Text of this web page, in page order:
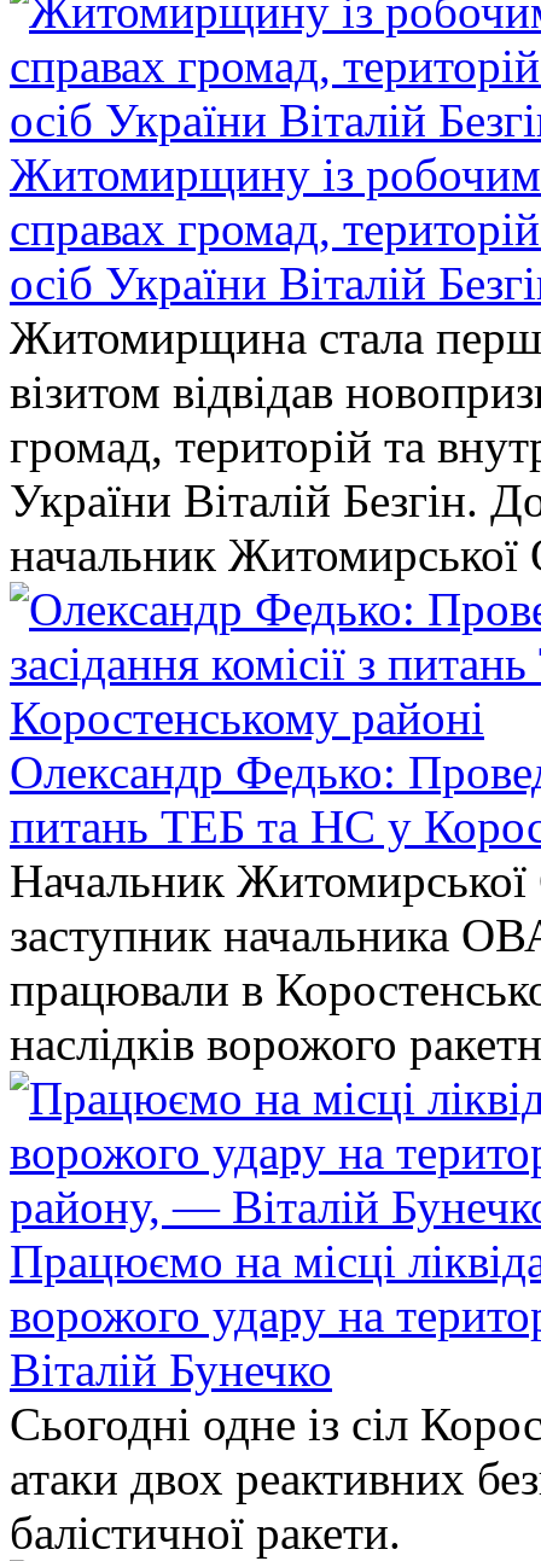
Житомирщину із робочим
справах громад,
осіб України Віталій
Житомирщина стала
візитом відвідав
громад, територій та
України Віталій Безгін.
начальник
Олександр Федько:
питань ТЕБ та НС у
Начальник
заступник начальника
працювали в
наслідків ворожого
Працюємо на місці
ворожого удару на
Віталій Бунечко
Сьогодні одне із сіл
атаки двох реактивних
балістичної ракети.